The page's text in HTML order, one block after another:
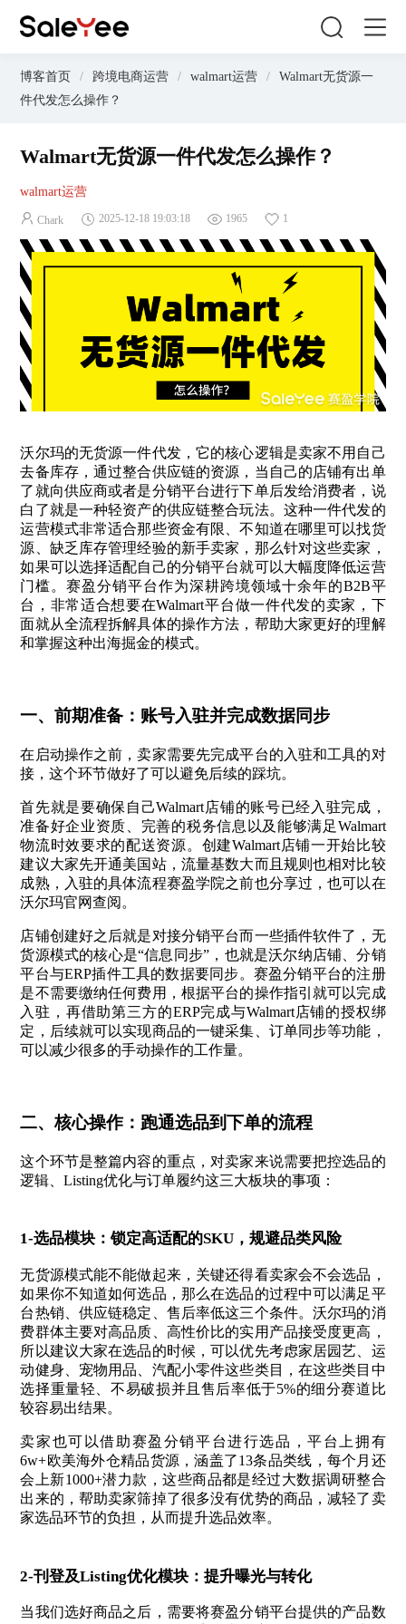
博客首页 / 跨境电商运营 / walmart运营 /
Walmart无货源一
件代发怎么操作？
Walmart无货源一件代发怎么操作？
walmart运营
Chark 2025-12-18 19:03:18 1965 1
沃尔玛的无货源一件代发，它的核心逻辑是卖家不用自己
去备库存，通过整合供应链的资源，当自己的店铺有出单
了就向供应商或者是分销平台进行下单后发给消费者，说
白了就是一种轻资产的供应链整合玩法。这种一件代发的
运营模式非常适合那些资金有限、不知道在哪里可以找货
源、缺乏库存管理经验的新手卖家，那么针对这些卖家，
如果可以选择适配自己的分销平台就可以大幅度降低运营
门槛。赛盈分销平台作为深耕跨境领域十余年的B2B平
台，非常适合想要在Walmart平台做一件代发的卖家，下
面就从全流程拆解具体的操作方法，帮助大家更好的理解
和掌握这种出海掘金的模式。
一、前期准备：账号入驻并完成数据同步
在启动操作之前，卖家需要先完成平台的入驻和工具的对
接，这个环节做好了可以避免后续的踩坑。
首先就是要确保自己Walmart店铺的账号已经入驻完成，
准备好企业资质、完善的税务信息以及能够满足Walmart
物流时效要求的配送资源。创建Walmart店铺一开始比较
建议大家先开通美国站，流量基数大而且规则也相对比较
成熟，入驻的具体流程赛盈学院之前也分享过，也可以在
沃尔玛官网查阅。
店铺创建好之后就是对接分销平台而一些插件软件了，无
货源模式的核心是“信息同步”，也就是沃尔纳店铺、分销
平台与ERP插件工具的数据要同步。赛盈分销平台的注册
是不需要缴纳任何费用，根据平台的操作指引就可以完成
入驻，再借助第三方的ERP完成与Walmart店铺的授权绑
定，后续就可以实现商品的一键采集、订单同步等功能，
可以减少很多的手动操作的工作量。
二、核心操作：跑通选品到下单的流程
这个环节是整篇内容的重点，对卖家来说需要把控选品的
逻辑、Listing优化与订单履约这三大板块的事项：
1-选品模块：锁定高适配的SKU，规避品类风险
无货源模式能不能做起来，关键还得看卖家会不会选品，
如果你不知道如何选品，那么在选品的过程中可以满足平
台热销、供应链稳定、售后率低这三个条件。沃尔玛的消
费群体主要对高品质、高性价比的实用产品接受度更高，
所以建议大家在选品的时候，可以优先考虑家居园艺、运
动健身、宠物用品、汽配小零件这些类目，在这些类目中
选择重量轻、不易破损并且售后率低于5%的细分赛道比
较容易出结果。
卖家也可以借助赛盈分销平台进行选品，平台上拥有
6w+欧美海外仓精品货源，涵盖了13条品类线，每个月还
会上新1000+潜力款，这些商品都是经过大数据调研整合
出来的，帮助卖家筛掉了很多没有优势的商品，减轻了卖
家选品环节的负担，从而提升选品效率。
2-刊登及Listing优化模块：提升曝光与转化
当我们选好商品之后，需要将赛盈分销平台提供的产品数